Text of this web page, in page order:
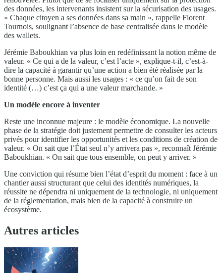
des données, les intervenants insistent sur la sécurisation des usages.
« Chaque citoyen a ses données dans sa main », rappelle Florent
Tournois, soulignant l’absence de base centralisée dans le modèle
des wallets.
Jérémie Baboukhian va plus loin en redéfinissant la notion même de
valeur. « Ce qui a de la valeur, c’est l’acte », explique-t-il, c’est-à-
dire la capacité à garantir qu’une action a bien été réalisée par la
bonne personne. Mais aussi les usages : « ce qu’on fait de son
identité (…) c’est ça qui a une valeur marchande. »
Un modèle encore à inventer
Reste une inconnue majeure : le modèle économique. La nouvelle
phase de la stratégie doit justement permettre de consulter les acteurs
privés pour identifier les opportunités et les conditions de création de
valeur. « On sait que l’État seul n’y arrivera pas », reconnaît Jérémie
Baboukhian. « On sait que tous ensemble, on peut y arriver. »
Une conviction qui résume bien l’état d’esprit du moment : face à un
chantier aussi structurant que celui des identités numériques, la
réussite ne dépendra ni uniquement de la technologie, ni uniquement
de la réglementation, mais bien de la capacité à construire un
écosystème.
Autres articles